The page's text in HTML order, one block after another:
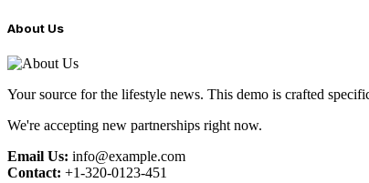
About Us
Your source for the lifestyle news. This demo is crafted
We're accepting new partnerships right now.
Email Us: info@example.com
Contact: +1-320-0123-451